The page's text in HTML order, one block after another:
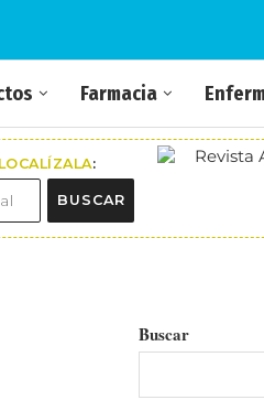
Farmacia
LOCALÍZALA:
BUSCAR
Buscar